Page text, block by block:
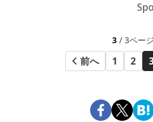
3/ 3ページ
前へ 1 2